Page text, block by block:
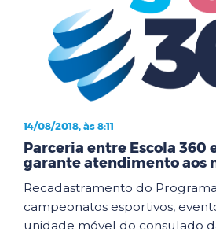
14/08/2018, às 8:11
Parceria entre Escola 360
garante atendimento aos
Recadastramento do
campeonatos esportivos,
unidade móvel do consulado